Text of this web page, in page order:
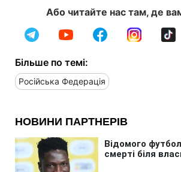
Або читайте нас там, де
Більше по темі:
Російська Федерація